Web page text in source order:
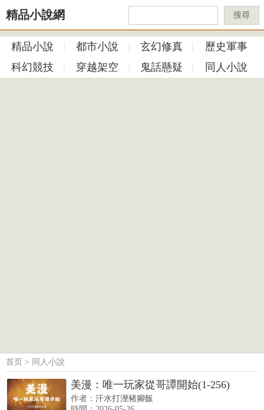
精品小說網 搜尋
精品小說 都市小說 玄幻修真
歷史軍事
科幻競技
穿越架空 鬼話懸疑 同人小說
首页 > 同人小說
美漫：唯一玩家從哥譚開始(1-256)
作者： 汗水打溼豬腳飯